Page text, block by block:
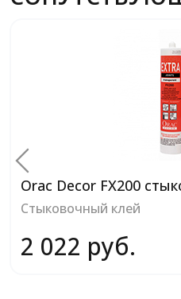
Orac Decor FX200
Стыковочный клей
2 022 руб.